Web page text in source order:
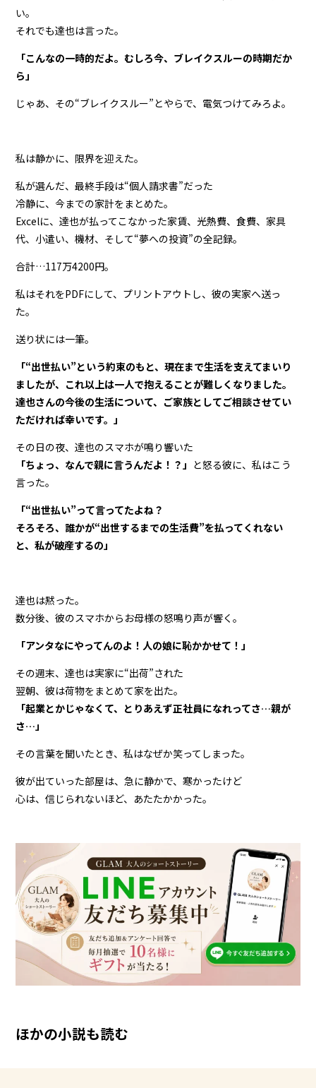
い。
それでも達也は言った。
「こんなの一時的だよ。むしろ今、ブレイクスルーの時期だか
ら」
じゃあ、その“ブレイクスルー”とやらで、電気つけてみろよ。
私は静かに、限界を迎えた。
私が選んだ、最終手段は“個人請求書”だった
冷静に、今までの家計をまとめた。
Excelに、達也が払ってこなかった家賃、光熱費、食費、家具
代、小遣い、機材、そして“夢への投資”の全記録。
合計…117万4200円。
私はそれをPDFにして、プリントアウトし、彼の実家へ送っ
た。
送り状には一筆。
「“出世払い”という約束のもと、現在まで生活を支えてまいり
ましたが、これ以上は一人で抱えることが難しくなりました。
達也さんの今後の生活について、ご家族としてご相談させてい
ただければ幸いです。」
その日の夜、達也のスマホが鳴り響いた
「ちょっ、なんで親に言うんだよ！？」 と怒る彼に、私はこう
言った。
「“出世払い”って言ってたよね？
そろそろ、誰かが“出世するまでの生活費”を払ってくれない
と、私が破産するの」
達也は黙った。
数分後、彼のスマホからお母様の怒鳴り声が響く。
「アンタなにやってんのよ！人の娘に恥かかせて！」
その週末、達也は実家に“出荷”された
翌朝、彼は荷物をまとめて家を出た。
「起業とかじゃなくて、とりあえず正社員になれってさ…親が
さ…」
その言葉を聞いたとき、私はなぜか笑ってしまった。
彼が出ていった部屋は、急に静かで、寒かったけど
心は、信じられないほど、あたたかかった。
ほかの小説も読む